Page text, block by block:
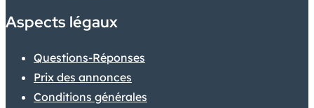
Aspects légaux
Questions-Réponses
Prix des annonces
Conditions générales